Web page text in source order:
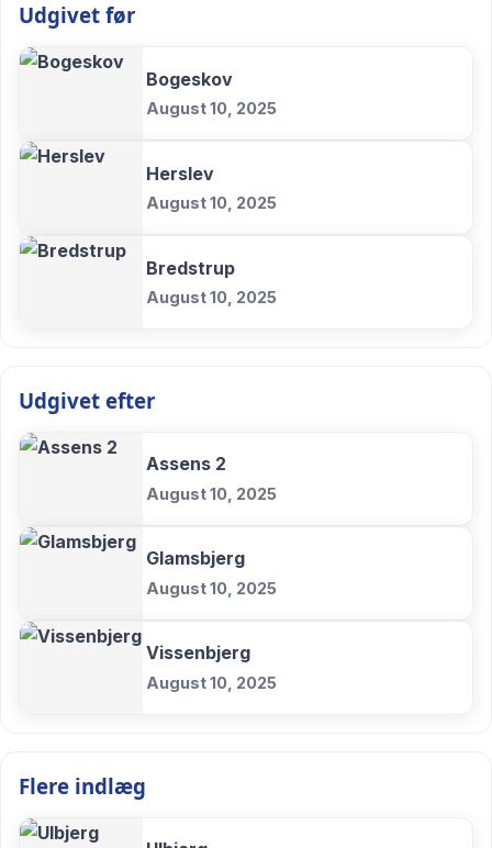
Udgivet før
Bogeskov
August 10, 2025
Herslev
August 10, 2025
Bredstrup
August 10, 2025
Udgivet efter
Assens 2
August 10, 2025
Glamsbjerg
August 10, 2025
Vissenbjerg
August 10, 2025
Flere indlæg